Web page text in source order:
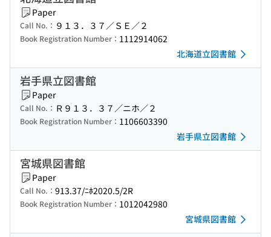
Paper
Call No.： ９１３．３７／ＳＥ／２
Book Registration Number： 1112914062
北海道立図書館
岩手県立図書館
Paper
Call No.： Ｒ９１３．３７／ニホ／２
Book Registration Number： 1106603390
岩手県立図書館
宮城県図書館
Paper
Call No.： 913.37/ﾆﾎ2020.5/2R
Book Registration Number： 1012042980
宮城県図書館